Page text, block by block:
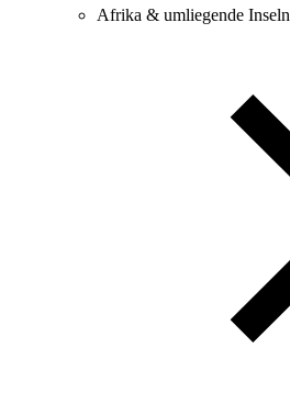
Afrika & umliegende Inseln